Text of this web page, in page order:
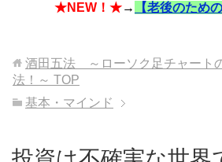
★NEW！★→ 【老後のため
酒田五法 ～ローソク足チャート
法！～ TOP
基本・マインド